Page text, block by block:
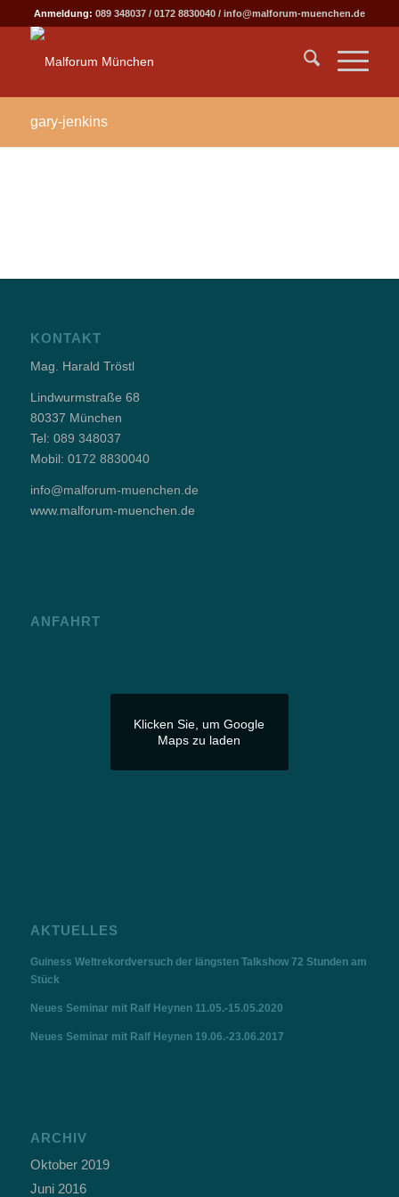
Anmeldung: 089 348037/ 0172 8830040/ info@malforum-muenchen.de
gary-jenkins
KONTAKT
Mag. Harald Tröstl
Lindwurmstraße 68
80337 München
Tel: 089 348037
Mobil: 0172 8830040
info@malforum-muenchen.de
www.malforum-muenchen.de
ANFAHRT
Klicken Sie, um Google
Maps zu laden
AKTUELLES
Guiness Weltrekordversuch der längsten Talkshow 72 Stunden am
Stück
Neues Seminar mit Ralf Heynen 11.05.-15.05.2020
Neues Seminar mit Ralf Heynen 19.06.-23.06.2017
ARCHIV
Oktober 2019
Juni 2016